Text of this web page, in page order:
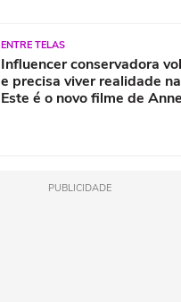
ENTRE TELAS
Influencer conservadora
e precisa viver realidade
Este é o novo filme de
PUBLICIDADE